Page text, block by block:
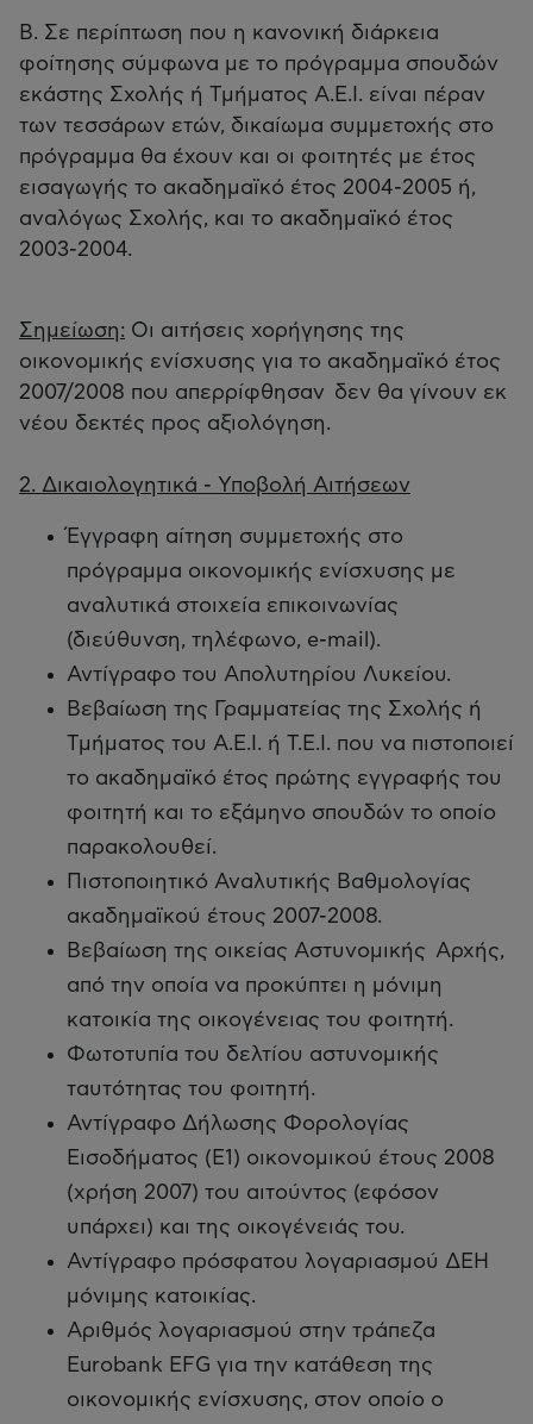
Β. Σε περίπτωση που η κανονική διάρκεια
φοίτησης σύμφωνα με το πρόγραμμα σπουδών
εκάστης Σχολής ή Τμήματος Α.Ε.Ι. είναι πέραν
των τεσσάρων ετών, δικαίωμα συμμετοχής στο
πρόγραμμα θα έχουν και οι φοιτητές με έτος
εισαγωγής το ακαδημαϊκό έτος 2004-2005 ή,
αναλόγως Σχολής, και το ακαδημαϊκό έτος
2003-2004.
Σημείωση: Οι αιτήσεις χορήγησης της
οικονομικής ενίσχυσης για το ακαδημαϊκό έτος
2007/2008 που απερρίφθησαν δεν θα γίνουν εκ
νέου δεκτές προς αξιολόγηση.
2. Δικαιολογητικά - Υποβολή Αιτήσεων
Έγγραφη αίτηση συμμετοχής στο
πρόγραμμα οικονομικής ενίσχυσης με
αναλυτικά στοιχεία επικοινωνίας
(διεύθυνση, τηλέφωνο, e-mail).
Αντίγραφο του Απολυτηρίου Λυκείου.
Βεβαίωση της Γραμματείας της Σχολής ή
Τμήματος του Α.Ε.Ι. ή Τ.Ε.Ι. που να πιστοποιεί
το ακαδημαϊκό έτος πρώτης εγγραφής του
φοιτητή και το εξάμηνο σπουδών το οποίο
παρακολουθεί.
Πιστοποιητικό Αναλυτικής Βαθμολογίας
ακαδημαϊκού έτους 2007-2008.
Βεβαίωση της οικείας Αστυνομικής Αρχής,
από την οποία να προκύπτει η μόνιμη
κατοικία της οικογένειας του φοιτητή.
Φωτοτυπία του δελτίου αστυνομικής
ταυτότητας του φοιτητή.
Αντίγραφο Δήλωσης Φορολογίας
Εισοδήματος (Ε1) οικονομικού έτους 2008
(χρήση 2007) του αιτούντος (εφόσον
υπάρχει) και της οικογένειάς του.
Αντίγραφο πρόσφατου λογαριασμού ΔΕΗ
μόνιμης κατοικίας.
Αριθμός λογαριασμού στην τράπεζα
Eurobank EFG για την κατάθεση της
οικονομικής ενίσχυσης, στον οποίο ο